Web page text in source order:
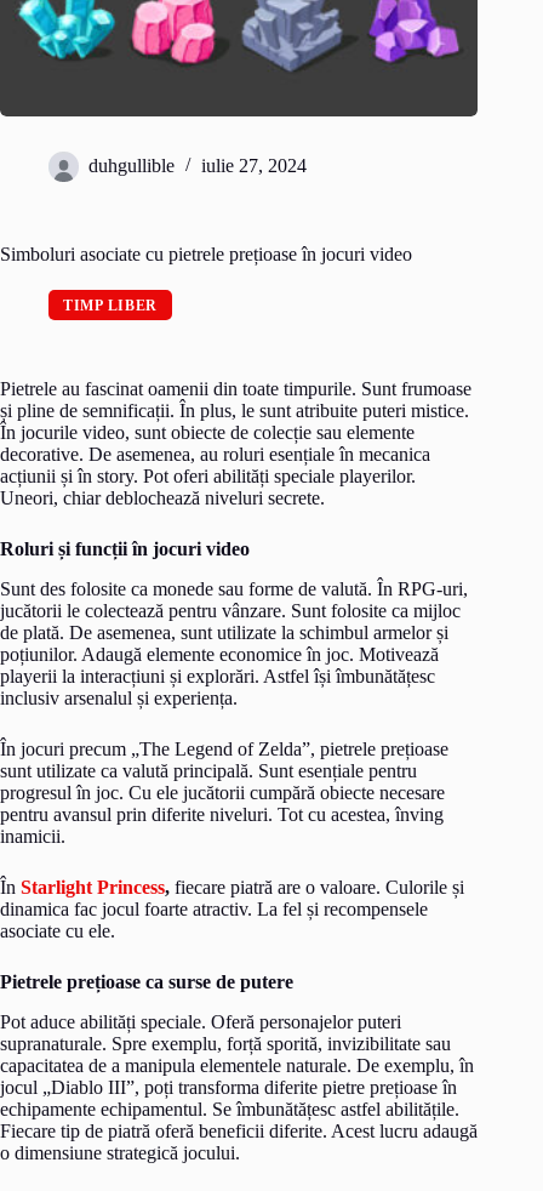
duhgullible iulie 27, 2024
Simboluri asociate cu pietrele prețioase în jocuri video
TIMP LIBER
Pietrele au fascinat oamenii din toate timpurile. Sunt frumoase
și pline de semnificații. În plus, le sunt atribuite puteri mistice.
În jocurile video, sunt obiecte de colecție sau elemente
decorative. De asemenea, au roluri esențiale în mecanica
acțiunii și în story. Pot oferi abilități speciale playerilor.
Uneori, chiar deblochează niveluri secrete.
Roluri și funcții în jocuri video
Sunt des folosite ca monede sau forme de valută. În RPG-uri,
jucătorii le colectează pentru vânzare. Sunt folosite ca mijloc
de plată. De asemenea, sunt utilizate la schimbul armelor și
poțiunilor. Adaugă elemente economice în joc. Motivează
playerii la interacțiuni și explorări. Astfel își îmbunătățesc
inclusiv arsenalul și experiența.
În jocuri precum „The Legend of Zelda”, pietrele prețioase
sunt utilizate ca valută principală. Sunt esențiale pentru
progresul în joc. Cu ele jucătorii cumpără obiecte necesare
pentru avansul prin diferite niveluri. Tot cu acestea, înving
inamicii.
În Starlight Princess, fiecare piatră are o valoare. Culorile și
dinamica fac jocul foarte atractiv. La fel și recompensele
asociate cu ele.
Pietrele prețioase ca surse de putere
Pot aduce abilități speciale. Oferă personajelor puteri
supranaturale. Spre exemplu, forță sporită, invizibilitate sau
capacitatea de a manipula elementele naturale. De exemplu, în
jocul „Diablo III”, poți transforma diferite pietre prețioase în
echipamente echipamentul. Se îmbunătățesc astfel abilitățile.
Fiecare tip de piatră oferă beneficii diferite. Acest lucru adaugă
o dimensiune strategică jocului.